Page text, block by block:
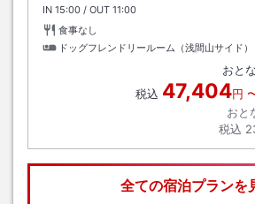
IN チェックイン
15:00 / OUT チェックアウト
11:00
食事なし
ドッグフレンドリールーム（浅間山サイド）
おとな
税込 47,404円
おと
税込
全ての宿泊プランを